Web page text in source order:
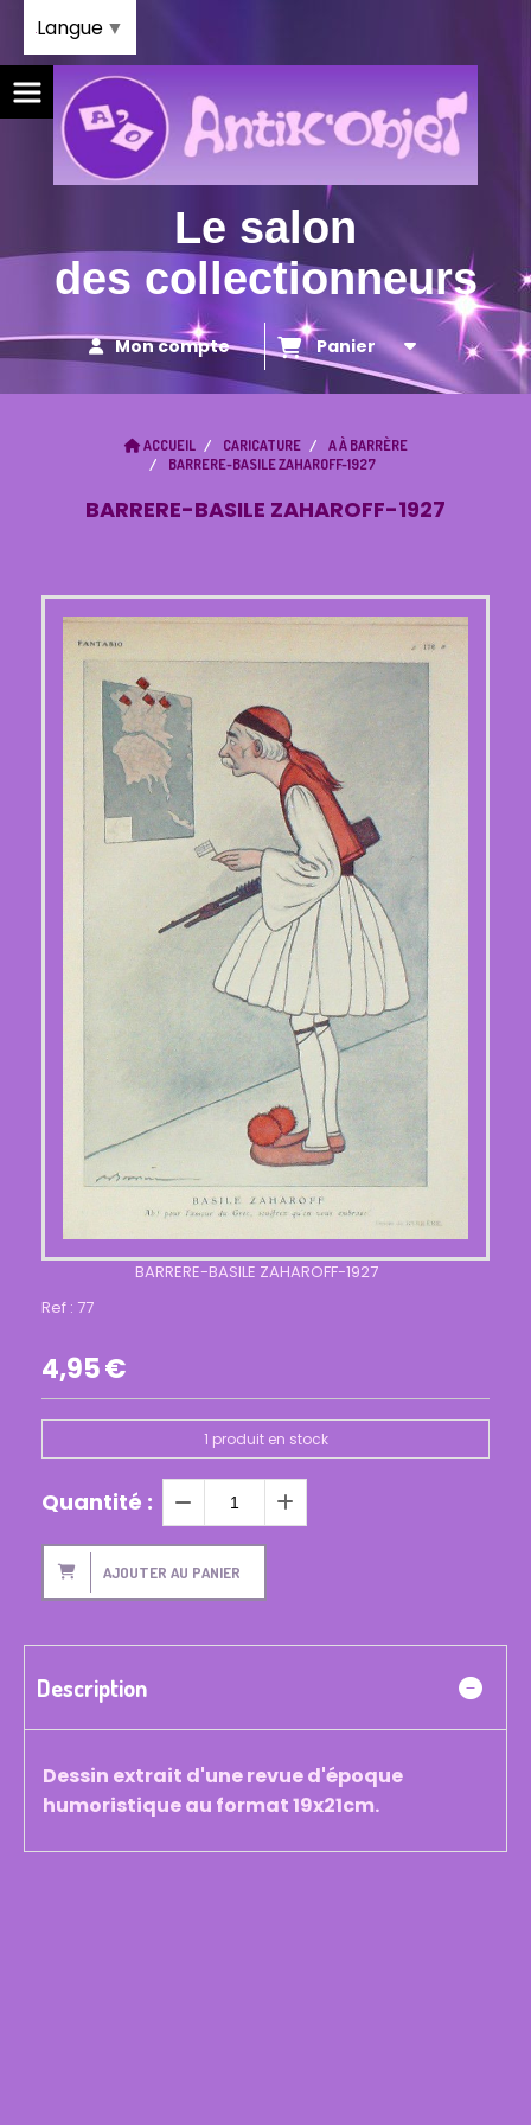
Le salon
des collectionneurs
Mon compte Panier
ACCUEIL CARICATURE
A À BARRÈRE
BARRERE-BASILE ZAHAROFF-1927
BARRERE-BASILE ZAHAROFF-1927
BARRERE-BASILE ZAHAROFF-1927
Ref : 77
4,95€
1 produit en stock
Quantité :
AJOUTER AU PANIER
Description
Dessin extrait d'une revue d'époque
humoristique au format 19x21cm.
Langue ▼